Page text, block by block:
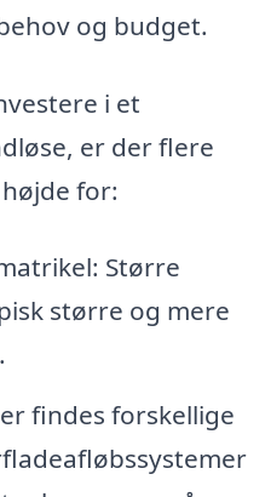
og budget.
i et
er der flere
for:
Større
større og mere
findes forskellige